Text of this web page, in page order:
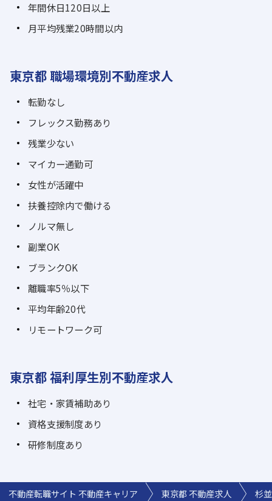
年間休日120日以上
月平均残業20時間以内
東京都 職場環境別不動産求人
転勤なし
フレックス勤務あり
残業少ない
マイカー通勤可
女性が活躍中
扶養控除内で働ける
ノルマ無し
副業OK
ブランクOK
離職率5％以下
平均年齢20代
リモートワーク可
東京都 福利厚生別不動産求人
社宅・家賃補助あり
資格支援制度あり
研修制度あり
不動産転職サイト 不動産キャリア 東京都 不動産求人 杉